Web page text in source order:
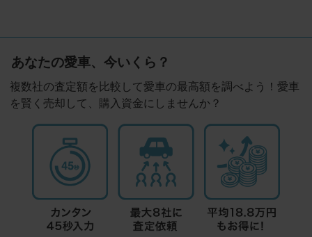
あなたの愛車、今いくら？
複数社の査定額を比較して愛車の最高額を調べよう！愛車
を賢く売却して、購入資金にしませんか？